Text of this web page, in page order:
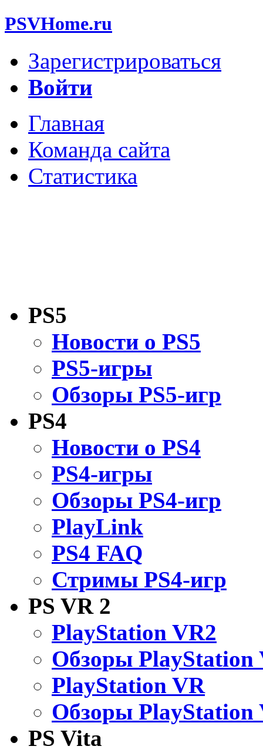
PSVHome.ru
Зарегистрироваться
Войти
Главная
Команда сайта
Статистика
PS5
Новости о PS5
PS5-игры
Обзоры PS5-игр
PS4
Новости о PS4
PS4-игры
Обзоры PS4-игр
PlayLink
PS4 FAQ
Стримы PS4-игр
PS VR 2
PlayStation VR2
Обзоры PlayStation
PlayStation VR
Обзоры PlayStation
PS Vita